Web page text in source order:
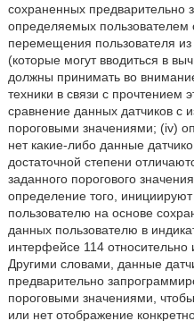
сохраненных предварительно
определяемых пользователем
перемещения пользователя
(которые могут вводиться в
должны принимать во
техники в связи с прочтением
сравнение данных датчиков с
пороговыми значениями; (iv)
нет какие-либо данные
достаточной степени
заданного порогового
определение того,
пользователю на основе
данных пользователю в
интерфейсе 114
Другими словами, данные
предварительно
пороговыми значениями,
или нет отображение